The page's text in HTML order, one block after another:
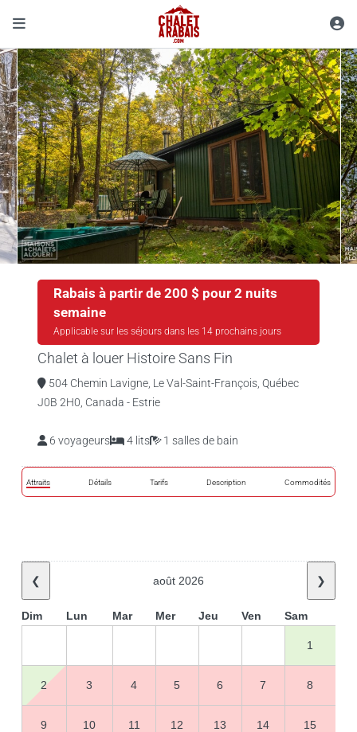
Rabais à partir de 200 $ pour 2 nuits
semaine
Applicable sur les séjours dans les 14 prochains jours
Chalet à louer Histoire Sans Fin
504 Chemin Lavigne, Le Val-Saint-François, Québec
J0B 2H0, Canada - Estrie
6 voyageurs 4 lits 1 salles de bain
Attraits Détails Tarifs Description Commodités
❮ août 2026 ❯
Dim Lun Mar Mer Jeu Ven Sam
1
2 3 4 5 6 7 8
9 10 11 12 13 14 15